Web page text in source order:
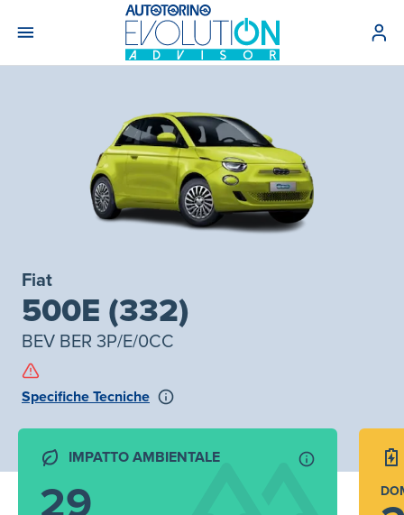
Fiat
500E (332)
BEV BER 3P/E/0CC
Specifiche Tecniche
IMPATTO AMBIENTALE
29